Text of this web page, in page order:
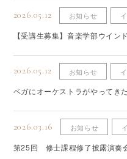
2026.05.12 お知らせ
【受講生募集】音楽学部ウイ
2026.05.12 お知らせ
ベガにオーケストラがやって
2026.03.16 お知らせ
第25回 修士課程修了披露演奏